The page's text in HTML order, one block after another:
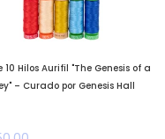
10 Hilos Aurifil "The Genesis of a
– Curado por Genesis Hall